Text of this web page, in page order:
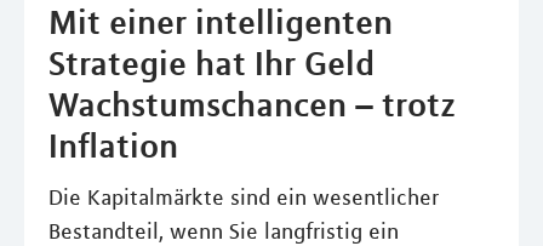
Mit einer intelligenten
Strategie hat Ihr Geld
Wachstumschancen – trotz
Inflation
Die Kapitalmärkte sind ein wesentlicher
Bestandteil, wenn Sie langfristig ein